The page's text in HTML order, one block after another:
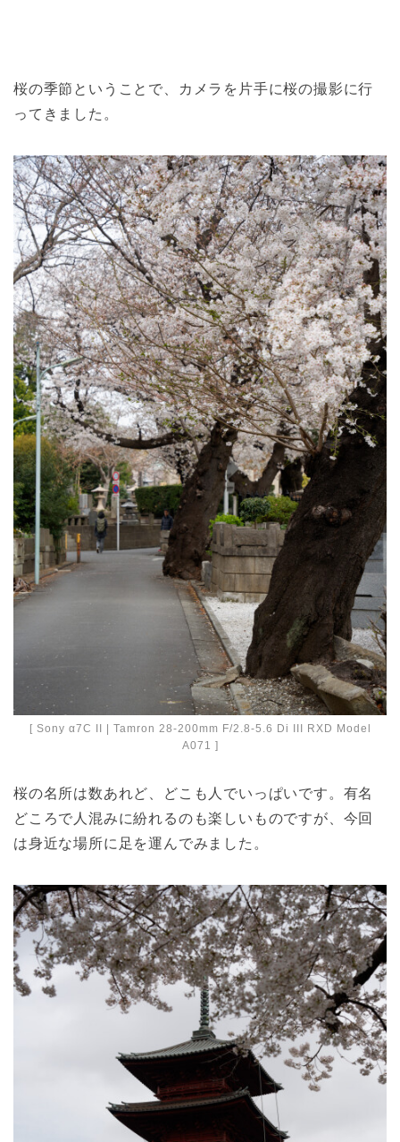
桜の季節ということで、カメラを片手に桜の撮影に行
ってきました。
[ Sony α7C II | Tamron 28-200mm F/2.8-5.6 Di III RXD Model
A071 ]
桜の名所は数あれど、どこも人でいっぱいです。有名
どころで人混みに紛れるのも楽しいものですが、今回
は身近な場所に足を運んでみました。